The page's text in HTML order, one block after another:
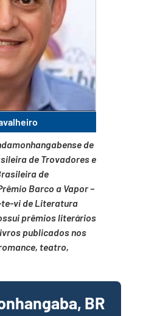
de
de Trovadores e
de
Barco a Vapor –
te-vi de Literatura
prêmios literários
publicados nos
teatro,
BR